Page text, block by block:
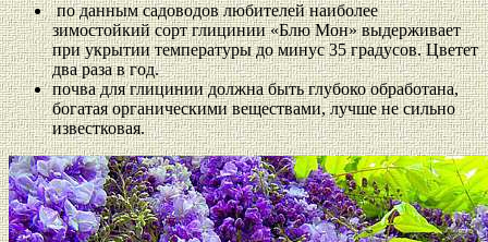
по данным садоводов любителей наиболее
зимостойкий сорт глицинии «Блю Мон» выдерживает
при укрытии температуры до минус 35 градусов. Цветет
два раза в год.
почва для глицинии должна быть глубоко обработана,
богатая органическими веществами, лучше не сильно
известковая.